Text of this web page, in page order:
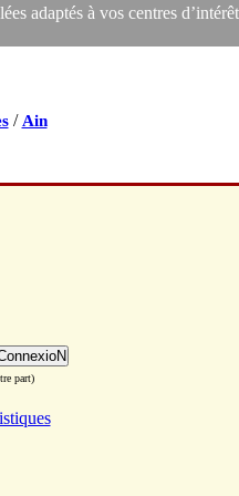
adaptés à vos centres
/ Ain
part)